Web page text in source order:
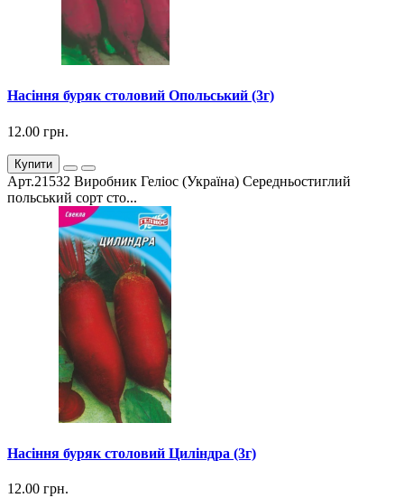
Насіння буряк столовий Опольський (3г)
12.00 грн.
Купити
Арт.21532 Виробник Геліос (Україна) Середньостиглий
польський сорт сто...
Насіння буряк столовий Циліндра (3г)
12.00 грн.